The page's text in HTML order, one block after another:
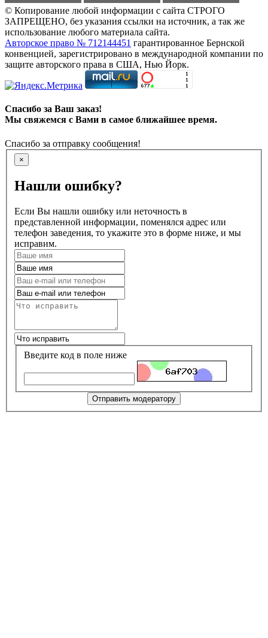
© Копирование любой информации с сайта СТРОГО
ЗАПРЕЩЕНО, без указания ссылки на источник, а так же
использование любого материала сайта.
Авторское право № 712144451 гарантированное Бернской
конвенцией, зарегистрировано в международной компании по
защите авторского права в США, Нью Йорк.
Спасибо за Ваш заказ!
Мы свяжемся с Вами в самое ближайшее время.
Спасибо за отправку сообщения!
×
Нашли ошибку?
Если Вы нашли ошибку или неточность в
представленной информации, поменялся адрес или
телефон заведения, то укажите это в форме ниже, и мы
исправим.
Введите код в поле ниже
Отправить модератору